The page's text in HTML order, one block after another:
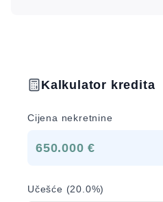
Kalkulator kredita
Cijena nekretnine
650.000 €
Učešće (20.0%)